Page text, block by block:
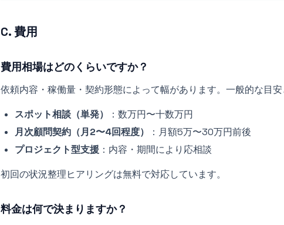
C. 費用
費用相場はどのくらいですか？
依頼内容・稼働量・契約形態によって幅があります。一般的な目安
スポット相談（単発）
：数万円〜十数万円
月次顧問契約（月2〜4回程度）
：月額5万〜30万円前後
プロジェクト型支援 ：内容・期間により応相談
初回の状況整理ヒアリングは無料で対応しています。
料金は何で決まりますか？